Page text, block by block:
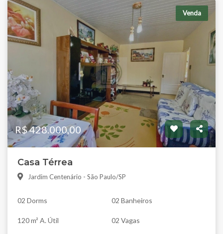
Venda
R$ 428.000,00
Casa Térrea
Jardim Centenário - São Paulo/SP
02 Dorms 02 Banheiros
120 m² A. Útil 02 Vagas